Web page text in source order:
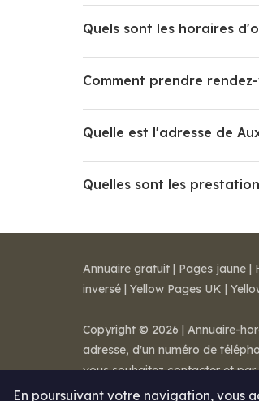
Quels sont les horaires
Comment prendre
Quelle est l'adresse de
Quelles sont les
En poursuivant votre navigation, vous
Annuaire gratuit | Pages jaune |
inversé | Yellow Pages UK |
Copyright © 2026 | Annuaire-
adresse, d'un numéro de
vous souhaitez contacter et
Mentions légales-Conditions